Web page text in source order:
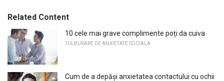
Related Content
10 cele mai grave complimente poți da cuiva
TULBURARE DE ANXIETATE SOCIALA
Cum de a depăși anxietatea contactului cu ochii